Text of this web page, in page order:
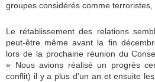
groupes considérés comme
Le rétablissement des relations
peut-être même avant la fin
lors de la prochaine réunion du
« Nous avions réalisé un progrès
conflit) il y a plus d'un an et ensuite